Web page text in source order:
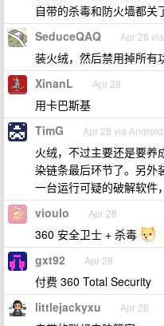
自带的杀毒和防火墙都关
SeduceQAQ Apr 28
装火绒，然后禁用掉所有
XinanL Apr 28
用卡巴斯基
TimG Apr 28 via Android
火绒，不过主要还是要养
染链条最后环节了。另外
一台运行可疑的破解软件
vioulo Apr 28
360 安全卫士 + 杀毒
gxt92 Apr 28
付费 360 Total Security
littlejackyxu Apr 28